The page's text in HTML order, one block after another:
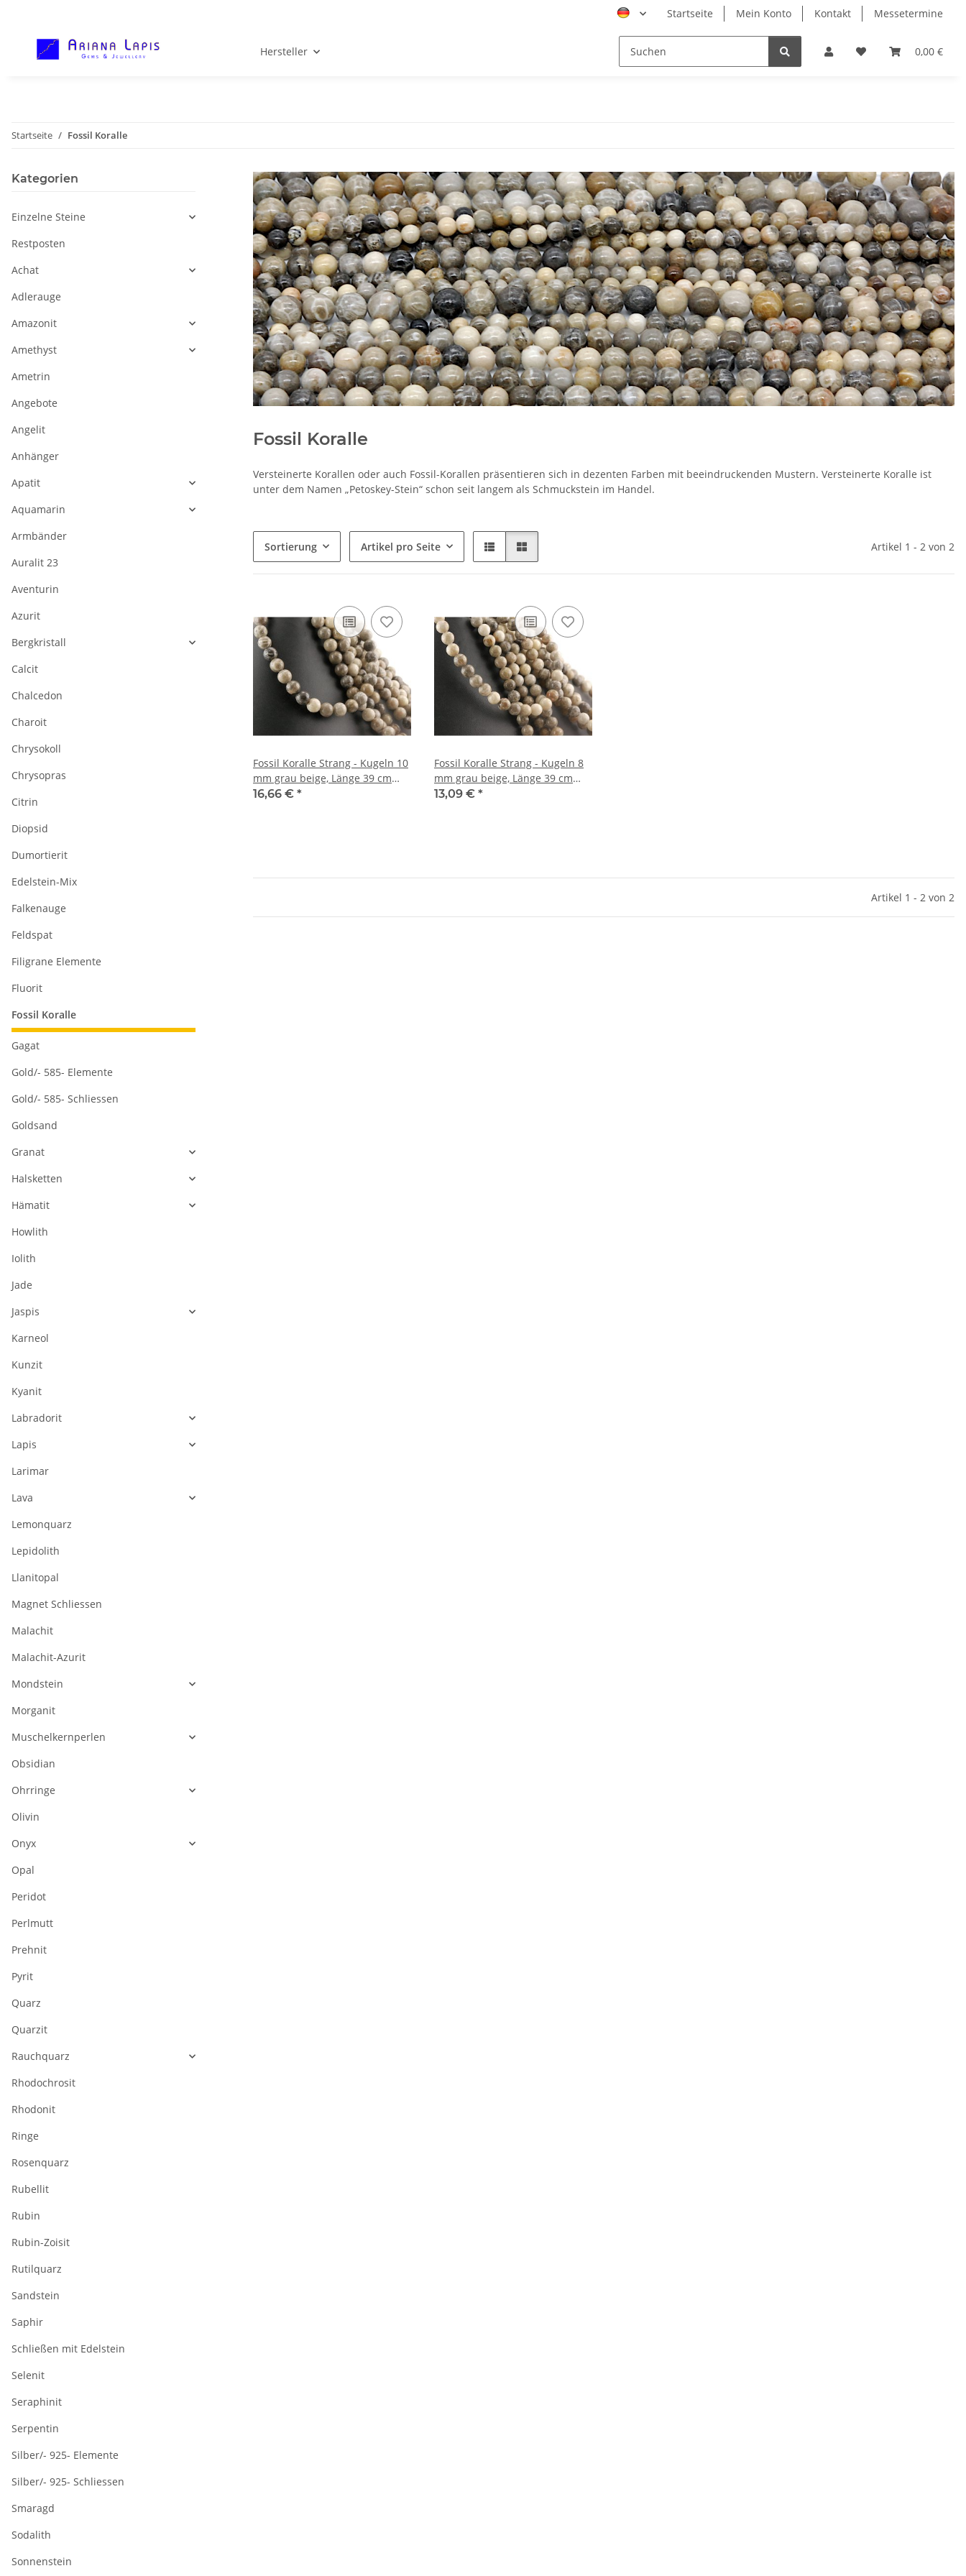
Startseite Mein Konto Kontakt Messetermine
0,00 €
Hersteller
Startseite Fossil Koralle
Fossil Koralle
Versteinerte Korallen oder auch Fossil-Korallen präsentieren sich in dezenten Farben mit beeindruckenden Mustern. Versteinerte Koralle ist
unter dem Namen „Petoskey-Stein“ schon seit langem als Schmuckstein im Handel.
Sortierung Artikel pro Seite Artikel 1 - 2 von 2
Fossil Koralle Strang - Kugeln 10
mm grau beige, Länge 39 cm
/4942
16,66 € *
Fossil Koralle Strang - Kugeln 8
mm grau beige, Länge 39 cm
/4941
13,09 € *
Artikel 1 - 2 von 2
Kategorien
Einzelne Steine
Restposten
Achat
Adlerauge
Amazonit
Amethyst
Ametrin
Angebote
Angelit
Anhänger
Apatit
Aquamarin
Armbänder
Auralit 23
Aventurin
Azurit
Bergkristall
Calcit
Chalcedon
Charoit
Chrysokoll
Chrysopras
Citrin
Diopsid
Dumortierit
Edelstein-Mix
Falkenauge
Feldspat
Filigrane Elemente
Fluorit
Fossil Koralle
Gagat
Gold/- 585- Elemente
Gold/- 585- Schliessen
Goldsand
Granat
Halsketten
Hämatit
Howlith
Iolith
Jade
Jaspis
Karneol
Kunzit
Kyanit
Labradorit
Lapis
Larimar
Lava
Lemonquarz
Lepidolith
Llanitopal
Magnet Schliessen
Malachit
Malachit-Azurit
Mondstein
Morganit
Muschelkernperlen
Obsidian
Ohrringe
Olivin
Onyx
Opal
Peridot
Perlmutt
Prehnit
Pyrit
Quarz
Quarzit
Rauchquarz
Rhodochrosit
Rhodonit
Ringe
Rosenquarz
Rubellit
Rubin
Rubin-Zoisit
Rutilquarz
Sandstein
Saphir
Schließen mit Edelstein
Selenit
Seraphinit
Serpentin
Silber/- 925- Elemente
Silber/- 925- Schliessen
Smaragd
Sodalith
Sonnenstein